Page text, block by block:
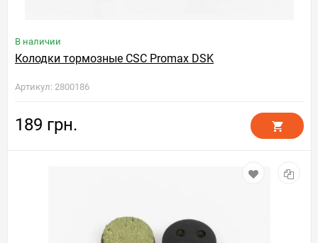
В наличии
Колодки тормозные CSC Promax DSK
Артикул: 2800186
189 грн.